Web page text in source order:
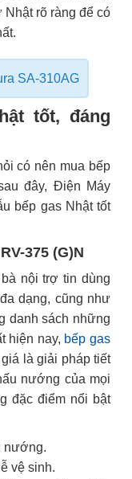
rõ ràng để có
SA-310AG
tốt, đáng
có nên mua bếp
đây, Điện Máy
bếp gas Nhật tốt
375 (G)N
nội trợ tin dùng
dạng, cũng như
danh sách những
hiện nay, bếp gas
là giải pháp tiết
nướng của mọi
đặc điểm nổi bật
nướng.
vệ sinh.